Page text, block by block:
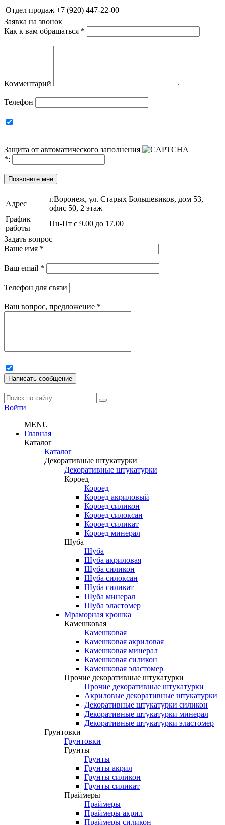
Отдел продаж +7 (920) 447-22-00
Заявка на звонок
Как к вам обращаться *
Комментарий
Телефон
Защита от автоматического заполнения
*:
Позвоните мне
Адрес
г.Воронеж, ул. Старых Большевиков, дом 53,
офис 50, 2 этаж
График
работы
Пн-Пт с 9.00 до 17.00
Задать вопрос
Ваше имя *
Ваш email *
Телефон для связи
Ваш вопрос, предложение *
Написать сообщение
Войти
MENU
Главная
Каталог
Каталог
Декоративные штукатурки
Декоративные штукатурки
Короед
Короед
Короед акриловый
Короед силикон
Короед силоксан
Короед силикат
Короед минерал
Шуба
Шуба
Шуба акриловая
Шуба силикон
Шуба силоксан
Шуба силикат
Шуба минерал
Шуба эластомер
Мраморная крошка
Камешковая
Камешковая
Камешковая акриловая
Камешковая минерал
Камешковая силикон
Камешковая эластомер
Прочие декоративные штукатурки
Прочие декоративные штукатурки
Акриловые декоративные штукатурки
Декоративные штукатурки силикон
Декоративные штукатурки минерал
Декоративные штукатурки эластомер
Грунтовки
Грунтовки
Грунты
Грунты
Грунты акрил
Грунты силикон
Грунты силикат
Праймеры
Праймеры
Праймеры акрил
Праймеры силикон